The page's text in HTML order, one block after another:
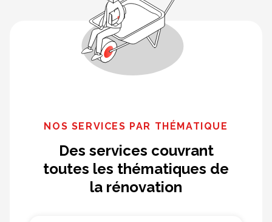
NOS SERVICES PAR THÉMATIQUE
Des services couvrant
toutes les thématiques de
la rénovation